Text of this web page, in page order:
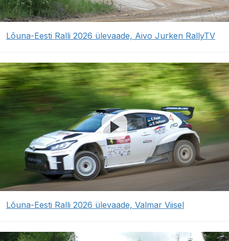
Lõuna-Eesti Ralli 2026 ülevaade, Aivo Jurken RallyTV
Lõuna-Eesti Ralli 2026 ülevaade, Valmar Viisel